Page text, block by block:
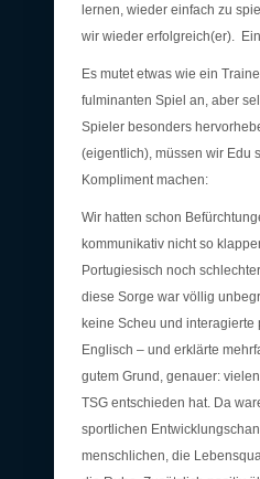
lernen, wieder einfach zu
wir wieder erfolgreich(er).
Es mutet etwas wie ein
fulminanten Spiel an, aber
Spieler besonders
(eigentlich), müssen wir Edu
Kompliment machen:
Wir hatten schon
kommunikativ nicht so
Portugiesisch noch
diese Sorge war völlig
keine Scheu und interagierte
Englisch – und erklärte
gutem Grund, genauer:
TSG entschieden hat. Da
sportlichen
menschlichen, die